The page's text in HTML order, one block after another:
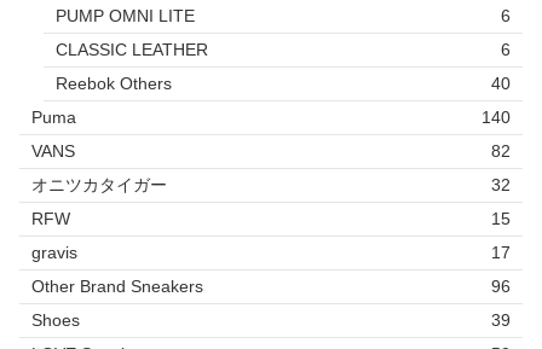
PUMP OMNI LITE
6
CLASSIC LEATHER
6
Reebok Others
40
Puma
140
VANS
82
オニツカタイガー
32
RFW
15
gravis
17
Other Brand Sneakers
96
Shoes
39